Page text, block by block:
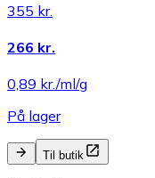
355 kr.
266 kr.
0,89 kr./ml/g
På lager
Til butik